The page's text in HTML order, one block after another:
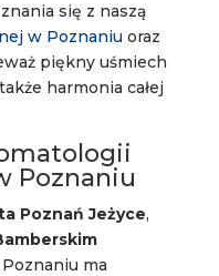
się z naszą
w Poznaniu oraz
piękny uśmiech
harmonia całej
Poznaniu
Poznań Jeżyce,
ma